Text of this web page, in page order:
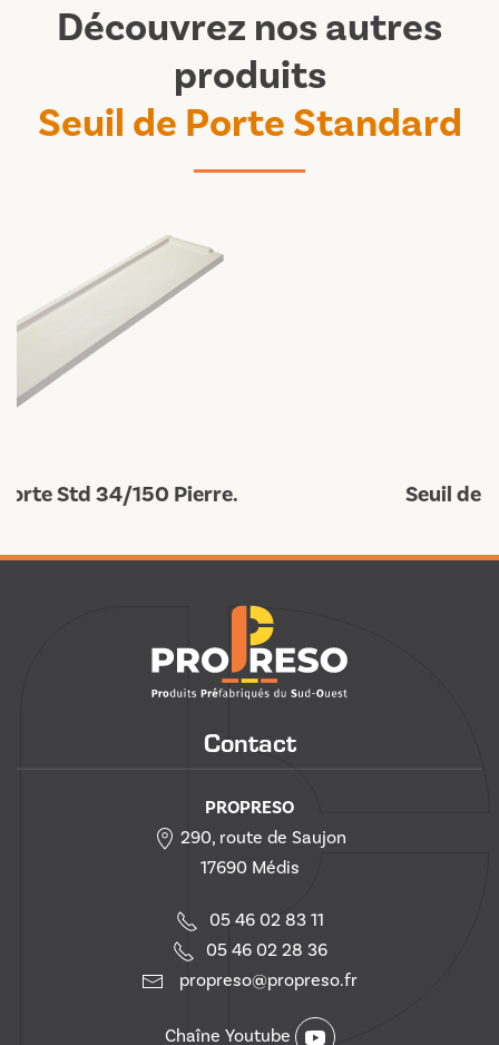
Découvrez nos autres
produits
Seuil de Porte Standard
Seuil de Porte Std 34/130 Pierre.
Contact
PROPRESO
290, route de Saujon
17690 Médis
05 46 02 83 11
05 46 02 28 36
propreso@propreso.fr
Chaîne Youtube